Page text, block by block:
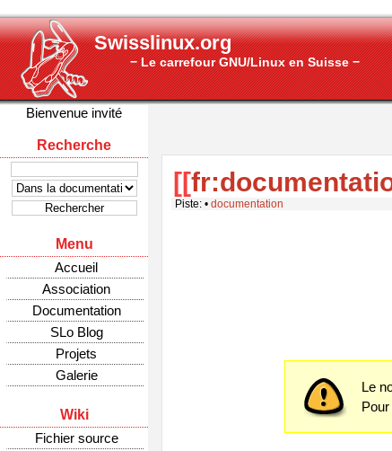
Swisslinux.org
− Le carrefour GNU/Linux en Suisse −
Bienvenue invité
Recherche
Menu
Accueil
Association
Documentation
SLo Blog
Projets
Galerie
Wiki
Fichier source
[[
Piste: • documentation
Le